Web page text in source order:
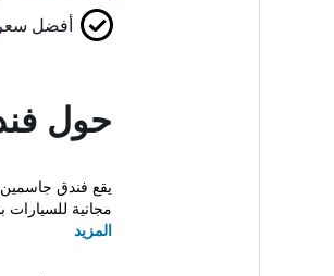
أفضل سعر
حول
يقع فندق جاسمين
مجانية
المزيد